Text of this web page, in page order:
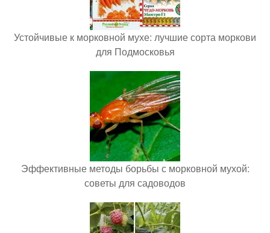
Устойчивые к морковной мухе: лучшие сорта моркови
для Подмосковья
Эффективные методы борьбы с морковной мухой:
советы для садоводов